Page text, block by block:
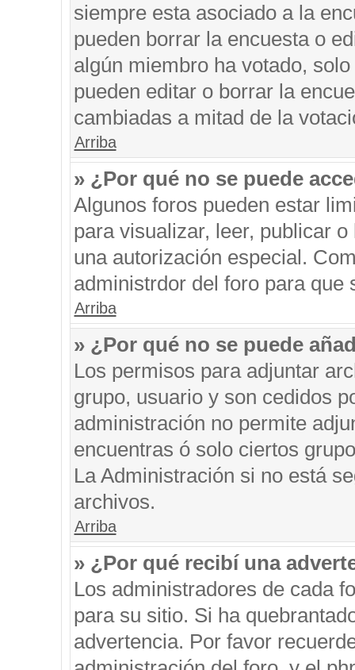
siempre esta asociado a la
pueden borrar la encuesta o
algún miembro ha votado,
pueden editar o borrar la
cambiadas a mitad de la
Arriba
» ¿Por qué no se puede
Algunos foros pueden estar
para visualizar, leer, publicar
una autorización especial.
administrdor del foro para que
Arriba
» ¿Por qué no se puede
Los permisos para adjuntar
grupo, usuario y son cedidos
administración no permite
encuentras ó solo ciertos
La Administración si no está
archivos.
Arriba
» ¿Por qué recibí una
Los administradores de cada
para su sitio. Si ha
advertencia. Por favor